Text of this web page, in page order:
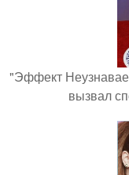
"Эффект
вызвал